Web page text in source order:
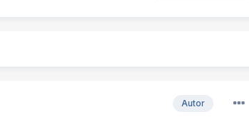
Autor